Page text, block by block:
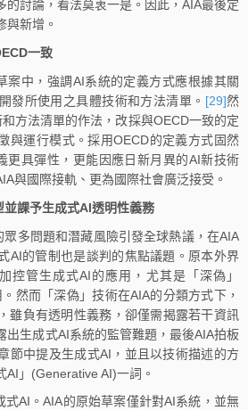
的討論，看法莫衷一是。因此，AIA最後定
與新增。
一致
案中，強調AI系統的定義方式應根據其關
發所使用之具體技術和方法清單。 [29]然
方法清單的作法，改採與OECD一致的定
與運行模式。採用OECD的定義方式固然
更具彈性，更能因應日新月異的AI新技術
與國際接軌、更為國際社會廣泛接受。
並課予生成式AI透明性義務
多問題和潛藏風險引發全球熱議，在AIA
AI的管制也是談判的焦點議題。原本外界
控管生成式AI的應用，尤其是「深偽」
然而「深偽」技術在AIA的分類方式下，
雖負有透明性義務，卻僅需揭露若干資訊
出生成式AI系統的監管難題，最後AIA拍板
節中提及生成式AI，並且以技術描述的方
」(Generative AI)一詞。
式AI。AIA的原始草案僅針對AI系統，並無